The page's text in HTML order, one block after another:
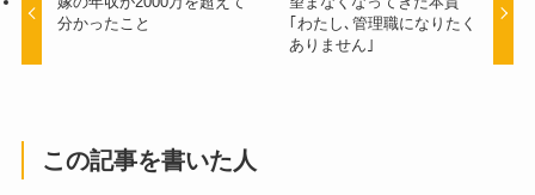
分かったこと
｢わたし､管理職になりたく
ありません｣
この記事を書いた人